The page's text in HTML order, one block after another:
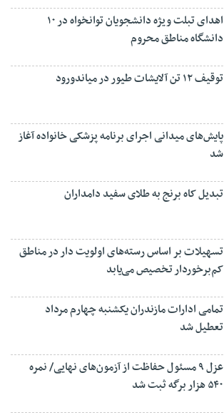
اهدای تبلت ویژه دانشجویان توانخواه در ۱۰
دانشگاه مناطق محروم
توقیف ۱۲ تن آلایشات طیور در میاندورود
پایش‌های میدانی اجرای برنامه پزشکی خانواده آغاز
شد
تبدیل کاه برنج به طلای سفید دامداران
تسهیلات بر اساس رسته‌های اولویت دار در مناطق
کم‌برخوردار تخصیص می‌یابد
تمامی ادارات مازندران یکشنبه چهارم مرداد
تعطیل شد
عزل ۹ مسئول حفاظت از آزمون‌های نهایی/ نمره
۵۴۰ هزار برگه ثبت شد